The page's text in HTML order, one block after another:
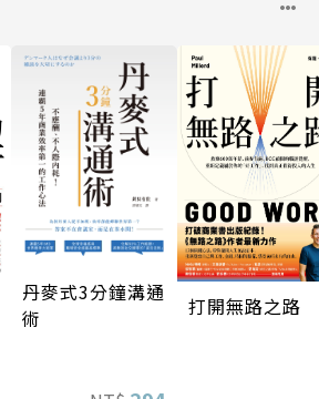
丹麥式3分鐘溝通
術
打開無路之路